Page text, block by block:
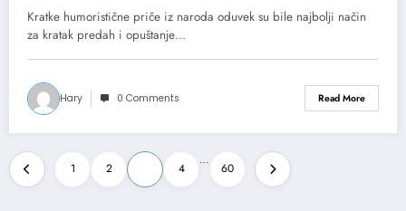
Kratke humoristične priče iz naroda oduvek su bile najbolji način
za kratak predah i opuštanje…
Hary 0 Comments Read More
Posts
pagination
1 2 4
…
60